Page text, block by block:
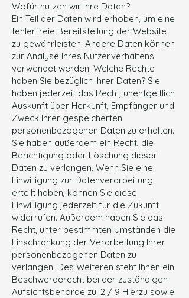
Wofür nutzen wir Ihre Daten?
Ein Teil der Daten wird erhoben, um eine
fehlerfreie Bereitstellung der Website
zu gewährleisten. Andere Daten können
zur Analyse Ihres Nutzerverhaltens
verwendet werden. Welche Rechte
haben Sie bezüglich Ihrer Daten? Sie
haben jederzeit das Recht, unentgeltlich
Auskunft über Herkunft, Empfänger und
Zweck Ihrer gespeicherten
personenbezogenen Daten zu erhalten.
Sie haben außerdem ein Recht, die
Berichtigung oder Löschung dieser
Daten zu verlangen. Wenn Sie eine
Einwilligung zur Datenverarbeitung
erteilt haben, können Sie diese
Einwilligung jederzeit für die Zukunft
widerrufen. Außerdem haben Sie das
Recht, unter bestimmten Umständen die
Einschränkung der Verarbeitung Ihrer
personenbezogenen Daten zu
verlangen. Des Weiteren steht Ihnen ein
Beschwerderecht bei der zuständigen
Aufsichtsbehörde zu. 2 / 9 Hierzu sowie